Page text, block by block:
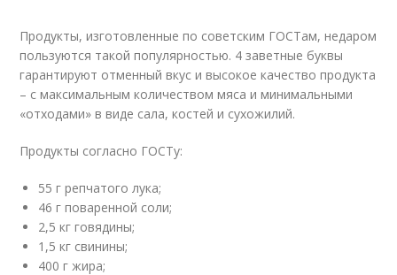
Продукты, изготовленные по советским ГОСТам, недаром
пользуются такой популярностью. 4 заветные буквы
гарантируют отменный вкус и высокое качество продукта
– с максимальным количеством мяса и минимальными
«отходами» в виде сала, костей и сухожилий.
Продукты согласно ГОСТу:
55 г репчатого лука;
46 г поваренной соли;
2,5 кг говядины;
1,5 кг свинины;
400 г жира;